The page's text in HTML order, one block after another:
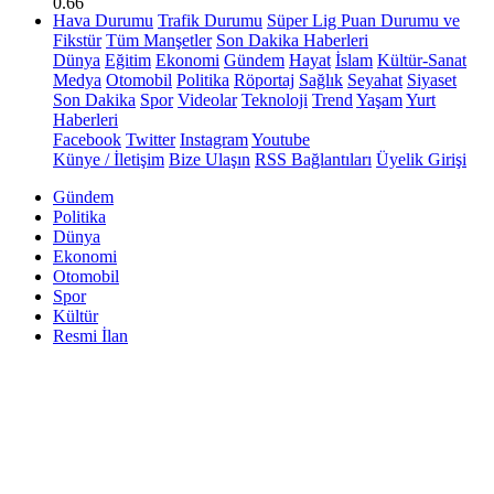
Hava Durumu Trafik Durumu Süper Lig Puan Durumu ve
Fikstür Tüm Manşetler Son Dakika Haberleri
Dünya Eğitim Ekonomi Gündem Hayat İslam Kültür-Sanat
Medya Otomobil Politika Röportaj Sağlık Seyahat Siyaset
Son Dakika Spor Videolar Teknoloji Trend YaşamYurt
Haberleri
Facebook Twitter InstagramYoutube
Künye / İletişim Bize Ulaşın RSS Bağlantıları Üyelik Girişi
Gündem
Politika
Dünya
Ekonomi
Otomobil
Spor
Kültür
Resmi İlan